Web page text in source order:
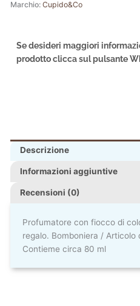
Marchio: Cupido&Co
Se desideri maggiori
prodotto clicca sul pulsante
Descrizione
Informazioni aggiuntive
Recensioni (0)
Profumatore con fiocco di
regalo. Bomboniera / Articolo
Contieme circa 80 ml